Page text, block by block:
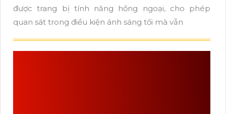
được trang bị tính năng hồng ngoại, cho phép
quan sát trong điều kiện ánh sáng tối mà vẫn